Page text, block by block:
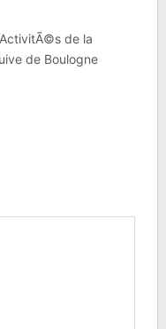
de la
de Boulogne